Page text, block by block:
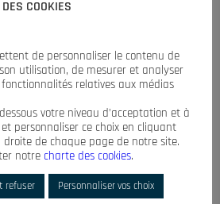
COOKIES
de personnaliser le contenu de
utilisation, de mesurer et analyser
fonctionnalités relatives aux médias
votre niveau d’acceptation et à
personnaliser ce choix en cliquant
de chaque page de notre site.
notre charte des cookies.
refuser Personnaliser vos choix